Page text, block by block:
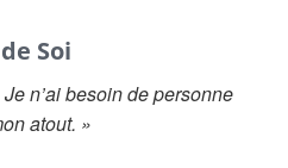
Soi
n’ai besoin de personne
atout. »